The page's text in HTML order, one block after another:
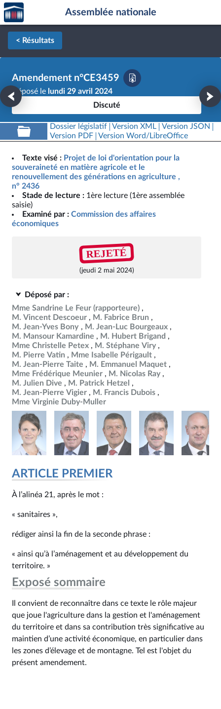
Aller au contenu
Aller en bas de la page
Accèder
à la
page
d'accueil
Assemblée nationale
< Résultats
Amendement n°CE3459
Déposé le lundi 29 avril 2024
Discuté
Dossier législatif Version XML
Version JSON
Version PDF
Version Word/LibreOffice
Texte visé : Projet de loi d'orientation pour la
souveraineté en matière agricole et le
renouvellement des générations en agriculture ,
n° 2436
Stade de lecture : 1ère lecture (1ère assemblée
saisie)
Examiné par : Commission des affaires
économiques
REJETÉ
(jeudi 2 mai 2024)
Déposé par :
Mme Sandrine Le Feur (rapporteure)
M. Vincent Descoeur
M. Fabrice Brun
M. Jean-Yves Bony
M. Jean-Luc Bourgeaux
M. Mansour Kamardine
M. Hubert Brigand
Mme Christelle Petex
M. Stéphane Viry
M. Pierre Vatin
Mme Isabelle Périgault
M. Jean-Pierre Taite
M. Emmanuel Maquet
Mme Frédérique Meunier
M. Nicolas Ray
M. Julien Dive
M. Patrick Hetzel
M. Jean-Pierre Vigier
M. Francis Dubois
Mme Virginie Duby-Muller
ARTICLE PREMIER
À l’alinéa 21, après le mot :
« sanitaires »,
rédiger ainsi la fin de la seconde phrase :
« ainsi qu’à l’aménagement et au développement du
territoire. »
Exposé sommaire
Il convient de reconnaître dans ce texte le rôle majeur
que joue l'agriculture dans la gestion et l'aménagement
du territoire et dans sa contribution très significative au
maintien d’une activité économique, en particulier dans
les zones d’élevage et de montagne. Tel est l'objet du
présent amendement.